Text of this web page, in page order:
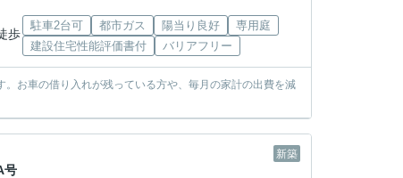
歩
駐車2台可 都市ガス 陽当り良好
専用庭
建設住宅性能評価書付
バリアフリー
お車の借り入れが残っている方や、毎月の家計の出費を減
新築
号